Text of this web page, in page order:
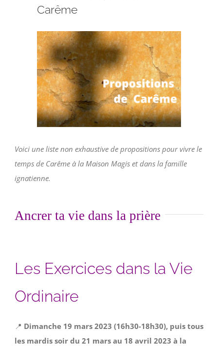
Magis Paris
Cowork Magis
JRS France
Réseau Magis
Rechercher
Carême
Voir
l'image
agrandie
Voici une liste non exhaustive de propositions pour vivre le
temps de Carême à la Maison Magis et dans la famille
ignatienne.
Ancrer ta vie dans la prière
Les Exercices dans la Vie
Ordinaire
📍 Dimanche 19 mars 2023 (16h30-18h30), puis tous
les mardis soir du 21 mars au 18 avril 2023 à la